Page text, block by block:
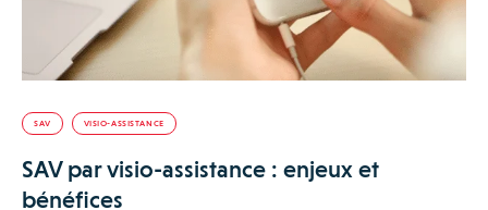
SAV VISIO-ASSISTANCE
SAV par visio-assistance : enjeux et
bénéfices